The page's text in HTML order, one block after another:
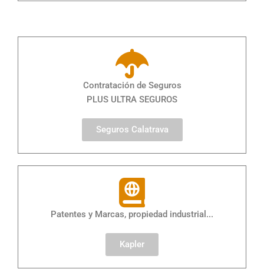
Contratación de Seguros
PLUS ULTRA SEGUROS
Seguros Calatrava
Patentes y Marcas, propiedad industrial...
Kapler